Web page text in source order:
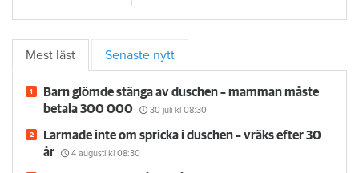
Mest läst Senaste nytt
Barn glömde stänga av duschen – mamman måste
betala 300 000
30 juli kl 08:30
Larmade inte om spricka i duschen – vräks efter 30
år
4 augusti kl 08:30